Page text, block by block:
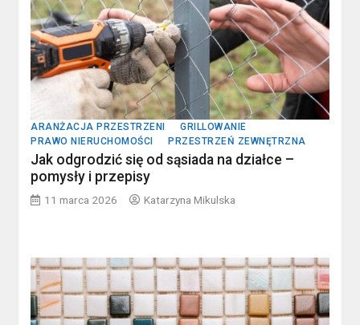
ARANŻACJA PRZESTRZENI
GRILLOWANIE
PRAWO NIERUCHOMOŚCI
PRZESTRZEŃ ZEWNĘTRZNA
Jak odgrodzić się od sąsiada na działce –
pomysły i przepisy
11 marca 2026 Katarzyna Mikulska